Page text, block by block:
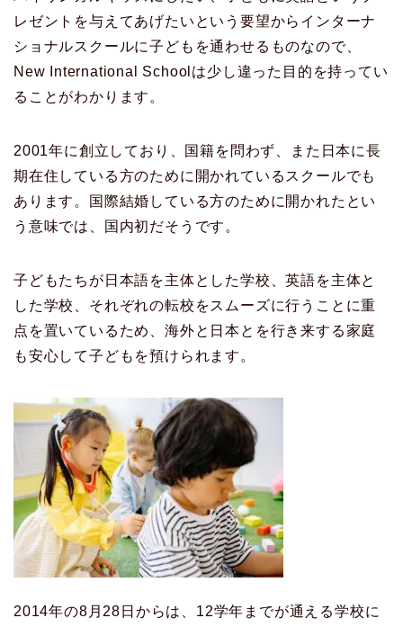
レゼントを与えてあげたいという要望からインターナ
ショナルスクールに子どもを通わせるものなので、
New International Schoolは少し違った目的を持ってい
ることがわかります。
2001年に創立しており、国籍を問わず、また日本に長
期在住している方のために開かれているスクールでも
あります。国際結婚している方のために開かれたとい
う意味では、国内初だそうです。
子どもたちが日本語を主体とした学校、英語を主体と
した学校、それぞれの転校をスムーズに行うことに重
点を置いているため、海外と日本とを行き来する家庭
も安心して子どもを預けられます。
2014年の8月28日からは、12学年までが通える学校に